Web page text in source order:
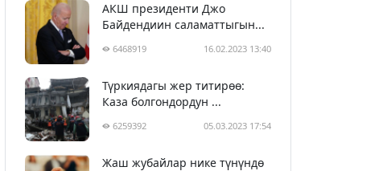
АКШ президенти Джо
Байдендиин саламаттыгын...
6468919 16.02.2023 13:40
Түркиядагы жер титирөө:
Каза болгондордун ...
6259392 05.03.2023 17:54
Жаш жубайлар нике түнүндө